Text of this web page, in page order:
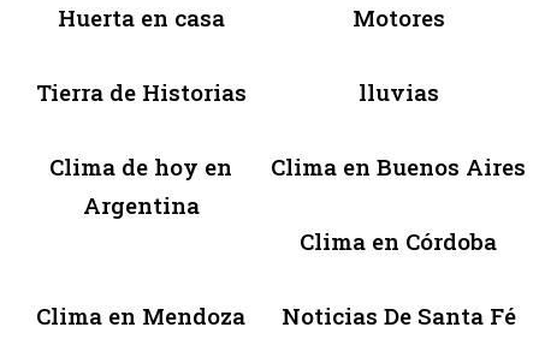
Huerta en casa Motores
Tierra de Historias lluvias
Clima de hoy en
Argentina
Clima en Buenos Aires
Clima en Córdoba
Clima en Mendoza Noticias De Santa Fé